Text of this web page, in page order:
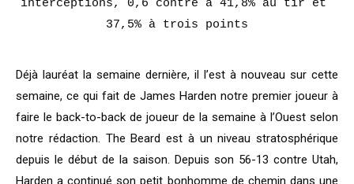
interceptions, 0,6 contre à 41,8% au tir et
37,5% à trois points
Déjà lauréat la semaine dernière, il l’est à nouveau sur cette
semaine, ce qui fait de James Harden notre premier joueur à
faire le back-to-back de joueur de la semaine à l’Ouest selon
notre rédaction. The Beard est à un niveau stratosphérique
depuis le début de la saison. Depuis son 56-13 contre Utah,
Harden a continué son petit bonhomme de chemin dans une